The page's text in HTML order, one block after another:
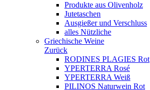
Produkte aus Olivenholz
Jutetaschen
Ausgießer und Verschluss
alles Nützliche
Griechische Weine
Zurück
RODINES PLAGIES Rot
YPERTERRA Rosé
YPERTERRA Weiß
PILINOS Naturwein Rot